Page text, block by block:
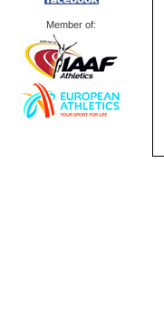
Member of: